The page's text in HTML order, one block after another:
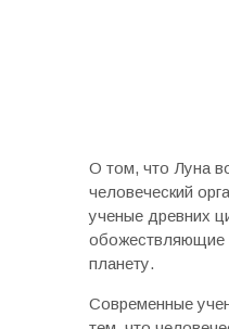
О том, что Луна
человеческий
ученые древних
обожествляющие
планету.
Современные